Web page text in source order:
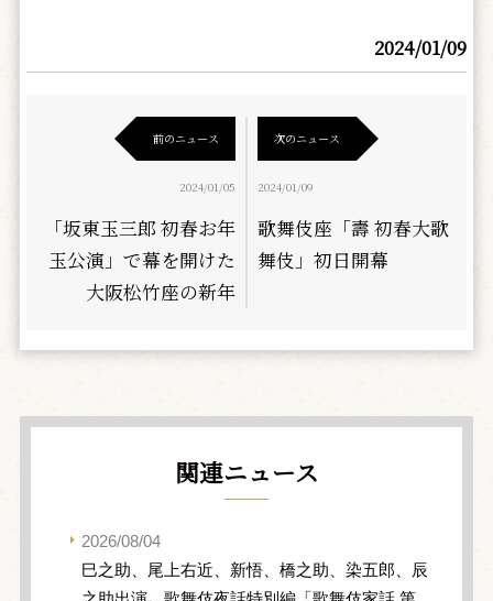
2024/01/09
前のニュース
2024/01/05
「坂東玉三郎 初春お年
玉公演」で幕を開けた
大阪松竹座の新年
次のニュース
2024/01/09
歌舞伎座「壽 初春大歌
舞伎」初日開幕
関連ニュース
2026/08/04
巳之助、尾上右近、新悟、橋之助、染五郎、辰